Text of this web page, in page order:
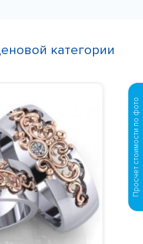
категории
Просчет стоимости по фото